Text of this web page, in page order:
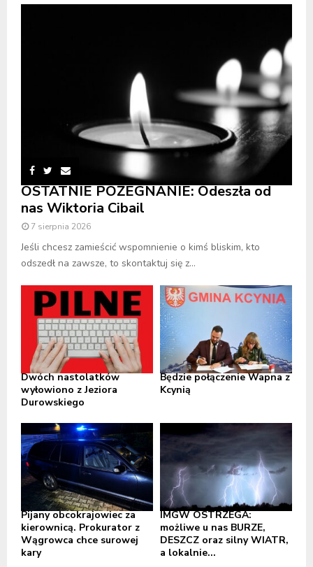
OSTATNIE POŻEGNANIE: Odeszła od
nas Wiktoria Cibail
7 sierpnia 2026
Jeśli chcesz zamieścić wspomnienie o kimś bliskim, kto
odszedł na zawsze, to skontaktuj się z...
Dwóch nastolatków
wyłowiono z Jeziora
Durowskiego
Będzie połączenie Wapna z
Kcynią
Pijany obcokrajowiec za
kierownicą. Prokurator z
Wągrowca chce surowej
kary
IMGW OSTRZEGA:
możliwe u nas BURZE,
DESZCZ oraz silny WIATR,
a lokalnie...